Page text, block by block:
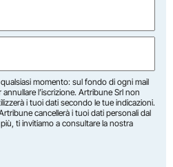
momento: sul fondo di ogni mail
l’iscrizione. Artribune Srl non
i tuoi dati secondo le tue indicazioni.
cancellerà i tuoi dati personali dal
ti invitiamo a consultare la nostra